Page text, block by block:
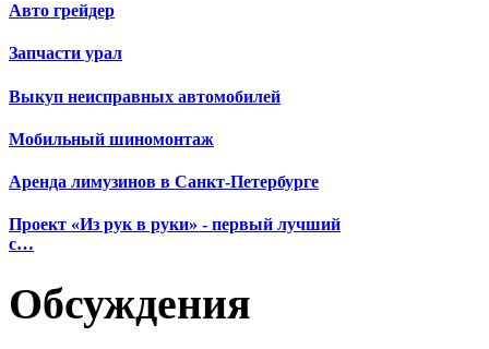
Авто грейдер
Запчасти урал
Выкуп неисправных автомобилей
Мобильный шиномонтаж
Аренда лимузинов в Санкт-Петербурге
Проект «Из рук в руки» - первый лучший
с…
Обсуждения